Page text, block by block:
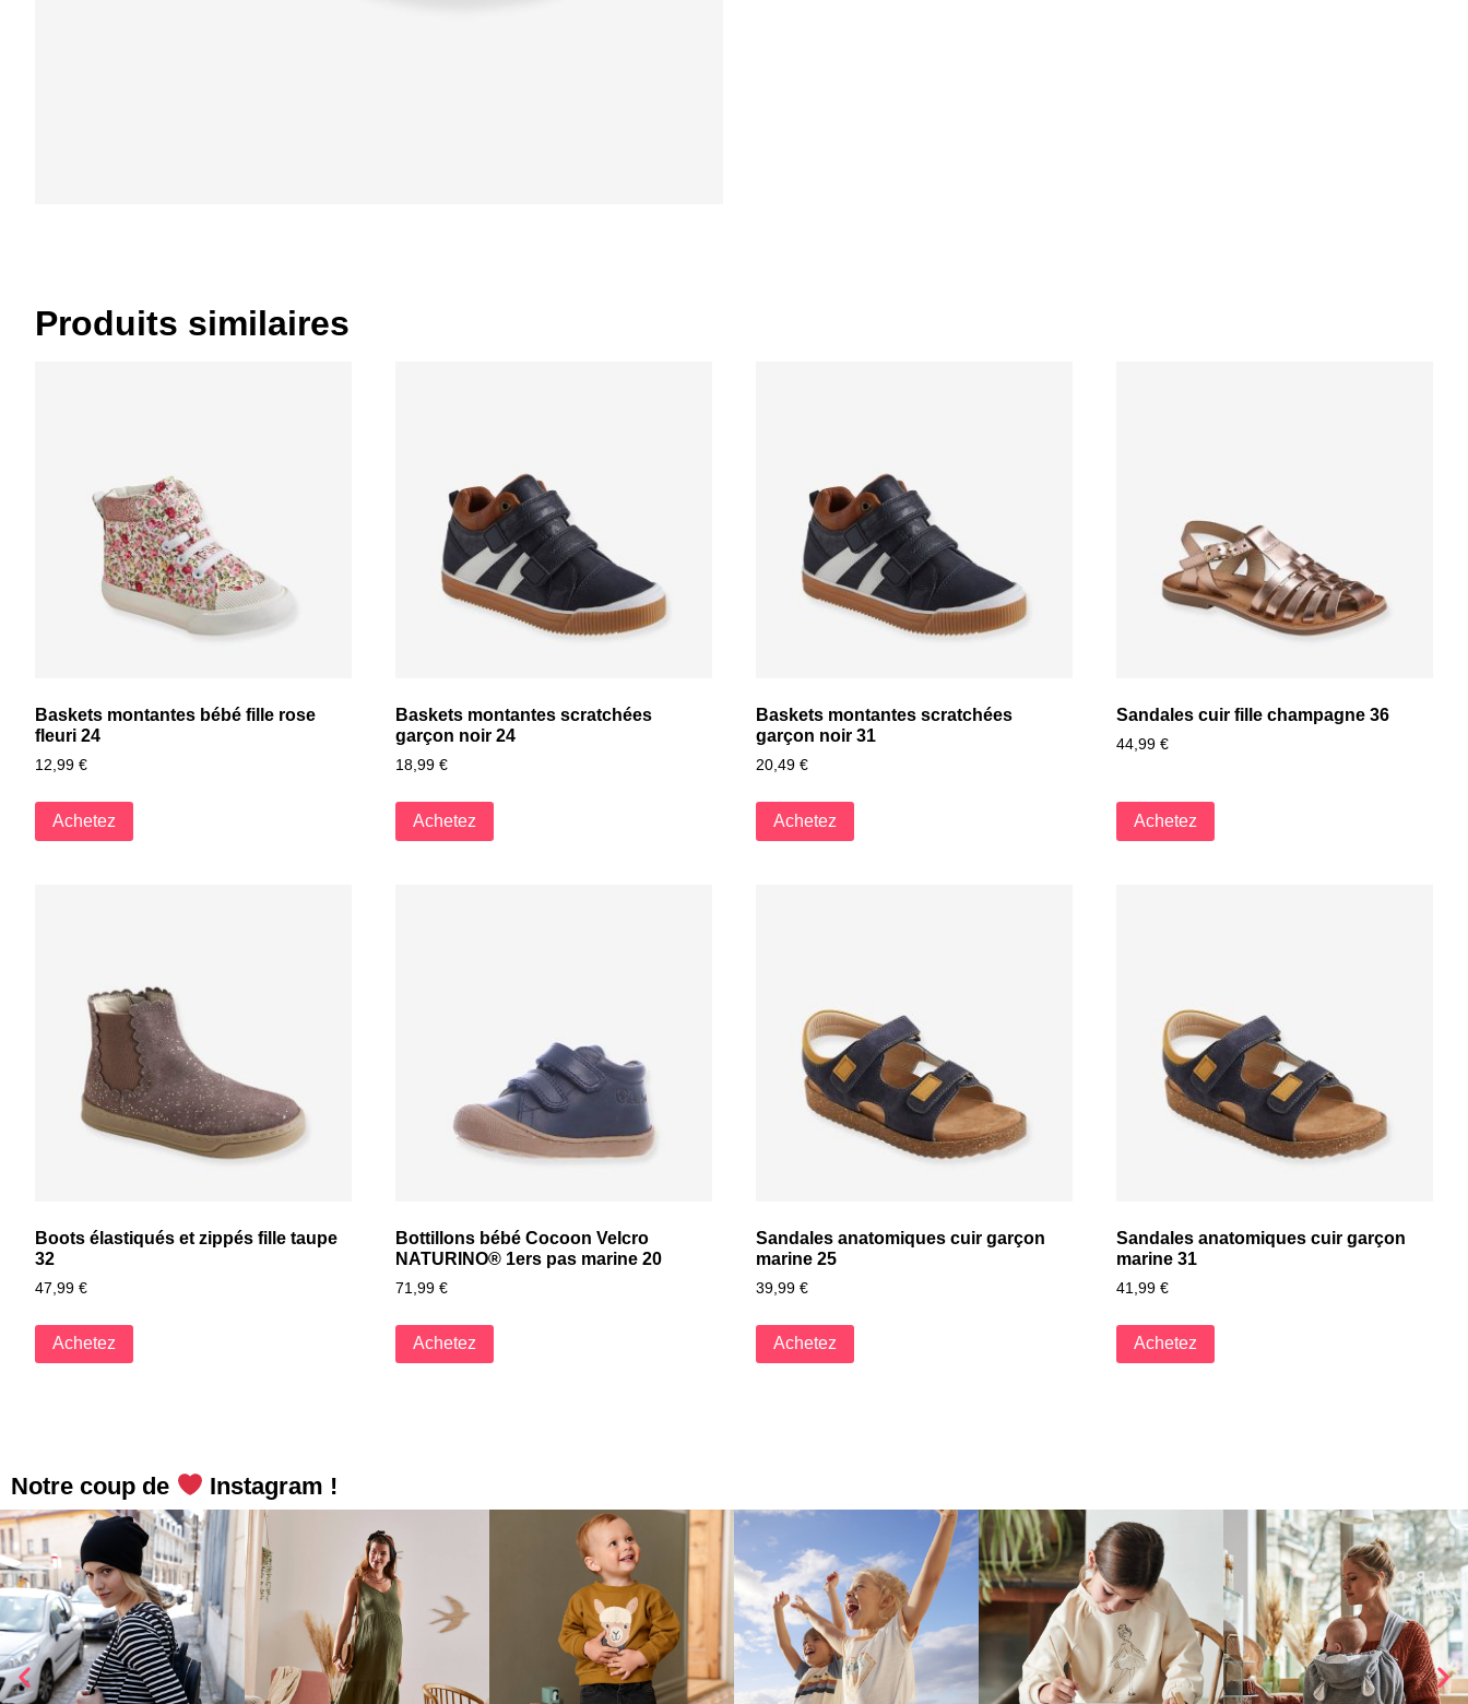
Produits similaires
Baskets montantes bébé fille rose
fleuri 24
12,99 €
Achetez
Baskets montantes scratchées
garçon noir 24
18,99 €
Achetez
Baskets montantes scratchées
garçon noir 31
20,49 €
Achetez
Sandales cuir fille champagne 36
44,99 €
Achetez
Boots élastiqués et zippés fille taupe
32
47,99 €
Achetez
Bottillons bébé Cocoon Velcro
NATURINO® 1ers pas marine 20
71,99 €
Achetez
Sandales anatomiques cuir garçon
marine 25
39,99 €
Achetez
Sandales anatomiques cuir garçon
marine 31
41,99 €
Achetez
Notre coup de Instagram !